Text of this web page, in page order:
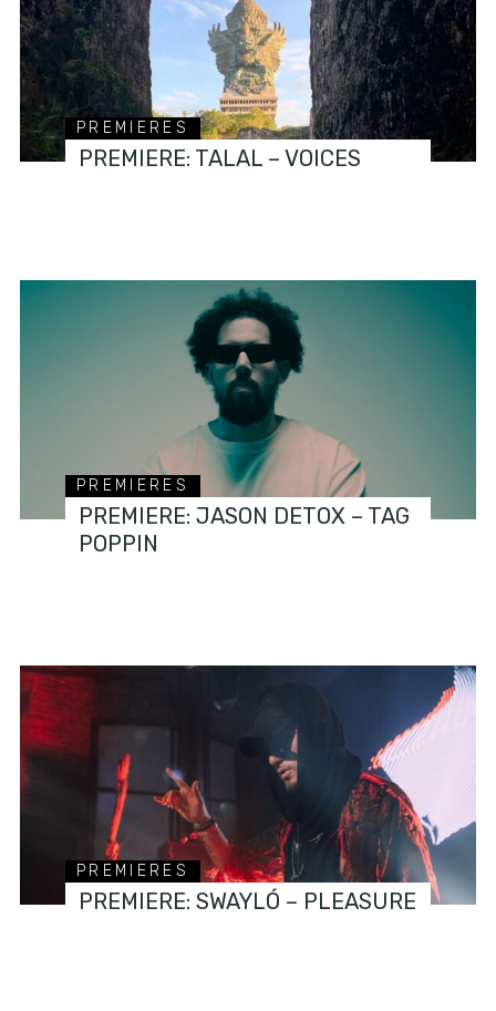
PREMIERES
PREMIERE: TALAL – VOICES
PREMIERES
PREMIERE: JASON DETOX – TAG
POPPIN
PREMIERES
PREMIERE: SWAYLÓ – PLEASURE